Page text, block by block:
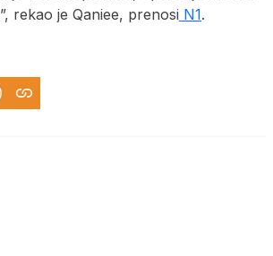
rekao je Qaniee, prenosi N1.